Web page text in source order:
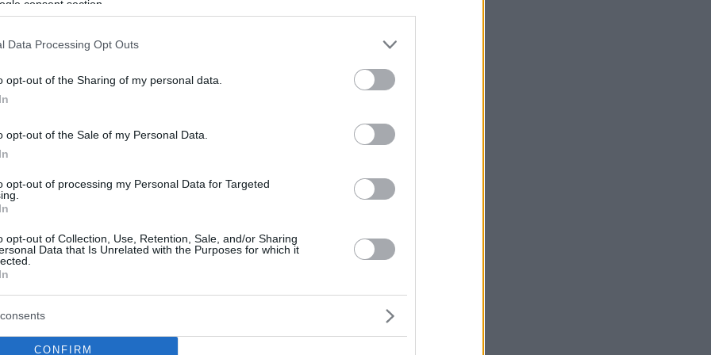
consent section.
Data Processing Opt Outs
opt-out of the Sharing of my personal data.
opt-out of the Sale of my Personal Data.
opt-out of processing my Personal Data for Targeted
opt-out of Collection, Use, Retention, Sale, and/or Sharing
Data that Is Unrelated with the Purposes for which it
CONFIRM
μια μοναδική σχέση
ανήκετε και εσείς στις μαμάδες που θέλουν να
να είστε για εκείνη το πρότυπο της καλής
νοικοκυράς, της καλής συζύγου, το γυναικείο
για εκείνη και πως θέλετε να σας βλέπει;